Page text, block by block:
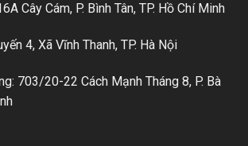
Cây Cám, P. Bình Tân, TP. Hồ Chí Minh
4, Xã Vĩnh Thanh, TP. Hà Nội
703/20-22 Cách Mạnh Tháng 8, P. Bà